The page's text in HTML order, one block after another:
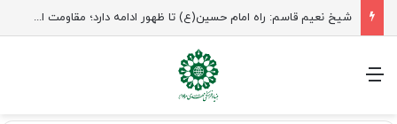
شیخ نعیم قاسم: راه امام حسین(ع) تا ظهور ادامه دارد؛ مقاومت از کربلا الهام می‌گیرد
منو